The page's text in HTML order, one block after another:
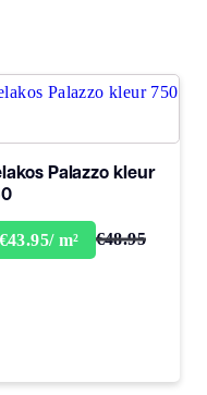
Palazzo kleur
€43.95/ m² €48.95